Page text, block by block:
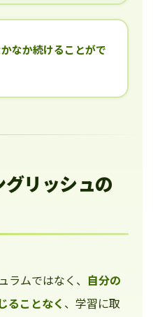
なか続けることがで
リッシュの
ラムではなく、 自分の
ることなく 、学習に取